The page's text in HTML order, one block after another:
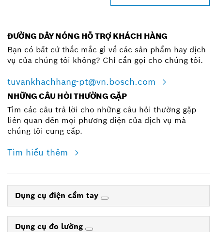
ĐƯỜNG DÂY NÓNG HỖ TRỢ KHÁCH HÀNG
Bạn có bất cứ thắc mắc gì về các sản phẩm hay dịch
vụ của chúng tôi không? Chỉ cần gọi cho chúng tôi.
tuvankhachhang-pt@vn.bosch.com
NHỮNG CÂU HỎI THƯỜNG GẶP
Tìm các câu trả lời cho những câu hỏi thường gặp
liên quan đến mọi phương diện của dịch vụ mà
chúng tôi cung cấp.
Tìm hiểu thêm
Dụng cụ điện cầm tay
Dụng cụ đo lường